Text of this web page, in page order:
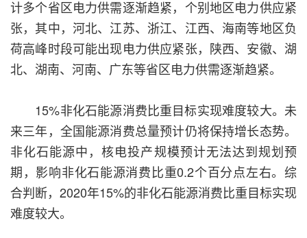
计多个省区电力供需逐渐趋紧，个别地区电力供应紧
张，其中，河北、江苏、浙江、江西、海南等地区负
荷高峰时段可能出现电力供应紧张，陕西、安徽、湖
北、湖南、河南、广东等省区电力供需逐渐趋紧。
15%非化石能源消费比重目标实现难度较大。未
来三年，全国能源消费总量预计仍将保持增长态势。
非化石能源中，核电投产规模预计无法达到规划预
期，影响非化石能源消费比重0.2个百分点左右。综
合判断，2020年15%的非化石能源消费比重目标实现
难度较大。